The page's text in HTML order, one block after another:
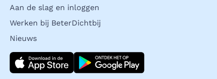
Aan de slag en inloggen
Werken bij BeterDichtbij
Nieuws
Download direct